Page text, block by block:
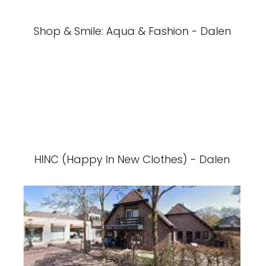
Shop & Smile: Aqua & Fashion - Dalen
HINC (Happy In New Clothes) - Dalen